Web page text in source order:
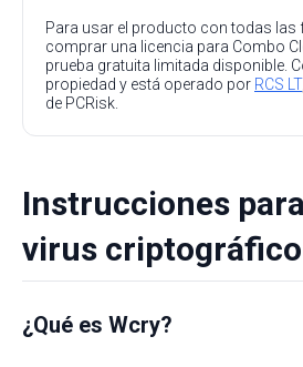
Para usar el producto con todas las
comprar una licencia para Combo
prueba gratuita limitada disponible.
propiedad y está operado por RCS LT
de PCRisk.
Instrucciones
virus
¿Qué es Wcry?